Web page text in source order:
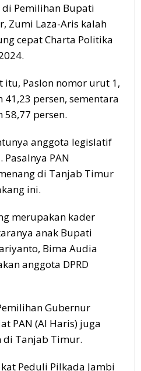
di Pemilihan Bupati
Zumi Laza-Aris kalah
cepat Charta Politika
itu, Paslon nomor urut 1,
persen, sementara
persen.
anggota legislatif
Pasalnya PAN
di Tanjab Timur
ini.
merupakan kader
anak Bupati
Bima Audia
anggota DPRD
Gubernur
PAN (Al Haris) juga
di Tanjab Timur.
Peduli Pilkada Jambi